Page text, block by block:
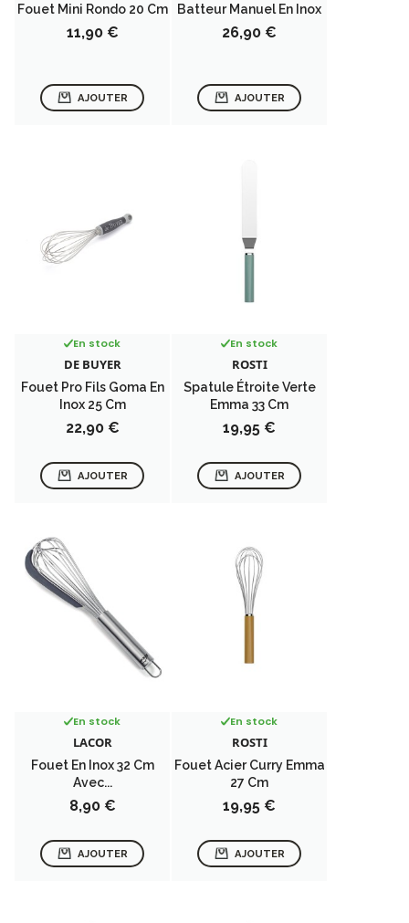
Fouet Mini Rondo 20 Cm
Prix
11,90 €
AJOUTER
Batteur Manuel En Inox
Prix
26,90 €
AJOUTER
En stock
DE BUYER
Fouet Pro Fils Goma En
Inox 25 Cm
Prix
22,90 €
AJOUTER
En stock
ROSTI
Spatule Étroite Verte
Emma 33 Cm
Prix
19,95 €
AJOUTER
En stock
LACOR
Fouet En Inox 32 Cm
Avec...
Prix
8,90 €
AJOUTER
En stock
ROSTI
Fouet Acier Curry Emma
27 Cm
Prix
19,95 €
AJOUTER